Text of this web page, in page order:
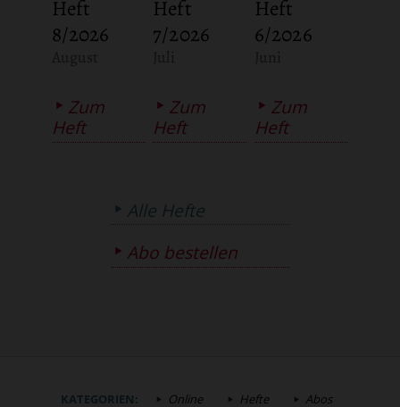
Heft
8/2026
Zum
Heft
Heft
7/2026
Zum
Heft
Heft
6/2026
Zum
Heft
Alle Hefte
Abo bestellen
KATEGORIEN: Online Hefte Abos